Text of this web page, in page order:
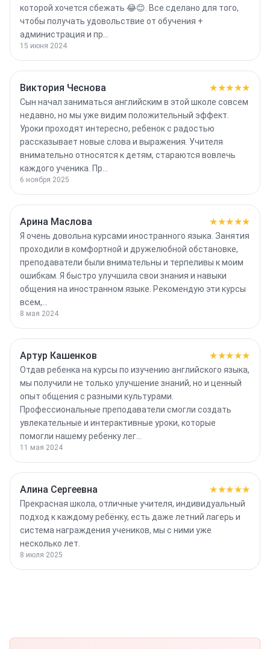
которой хочется сбежать 😂😊. Все сделано для того,
чтобы получать удовольствие от обучения +
администрация и пр…
15 июня 2024
Виктория Чеснова ★★★★★
Сын начал заниматься английским в этой школе совсем
недавно, но мы уже видим положительный эффект.
Уроки проходят интересно, ребенок с радостью
рассказывает новые слова и выражения. Учителя
внимательно относятся к детям, стараются вовлечь
каждого ученика. Пр…
6 ноября 2025
Арина Маслова ★★★★★
Я очень довольна курсами иностранного языка. Занятия
проходили в комфортной и дружелюбной обстановке,
преподаватели были внимательны и терпеливы к моим
ошибкам. Я быстро улучшила свои знания и навыки
общения на иностранном языке. Рекомендую эти курсы
всем,…
8 мая 2024
Артур Кашенков ★★★★★
Отдав ребенка на курсы по изучению английского языка,
мы получили не только улучшение знаний, но и ценный
опыт общения с разными культурами.
Профессиональные преподаватели смогли создать
увлекательные и интерактивные уроки, которые
помогли нашему ребенку лег…
11 мая 2024
Алина Сергеевна ★★★★★
Прекрасная школа, отличные учителя, индивидуальный
подход к каждому ребёнку, есть даже летний лагерь и
система награждения учеников, мы с ними уже
несколько лет.
8 июля 2025